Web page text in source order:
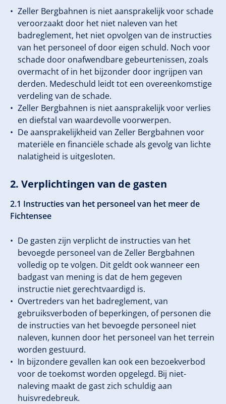
Zeller Bergbahnen is niet aansprakelijk voor schade
veroorzaakt door het niet naleven van het
badreglement, het niet opvolgen van de instructies
van het personeel of door eigen schuld. Noch voor
schade door onafwendbare gebeurtenissen, zoals
overmacht of in het bijzonder door ingrijpen van
derden. Medeschuld leidt tot een overeenkomstige
verdeling van de schade.
Zeller Bergbahnen is niet aansprakelijk voor verlies
en diefstal van waardevolle voorwerpen.
De aansprakelijkheid van Zeller Bergbahnen voor
materiële en financiële schade als gevolg van lichte
nalatigheid is uitgesloten.
2. Verplichtingen van de gasten
2.1 Instructies van het personeel van het meer de
Fichtensee
De gasten zijn verplicht de instructies van het
bevoegde personeel van de Zeller Bergbahnen
volledig op te volgen. Dit geldt ook wanneer een
badgast van mening is dat de hem gegeven
instructie niet gerechtvaardigd is.
Overtreders van het badreglement, van
gebruiksverboden of beperkingen, of personen die
de instructies van het bevoegde personeel niet
naleven, kunnen door het personeel van het terrein
worden gestuurd.
In bijzondere gevallen kan ook een bezoekverbod
voor de toekomst worden opgelegd. Bij niet-
naleving maakt de gast zich schuldig aan
huisvredebreuk.